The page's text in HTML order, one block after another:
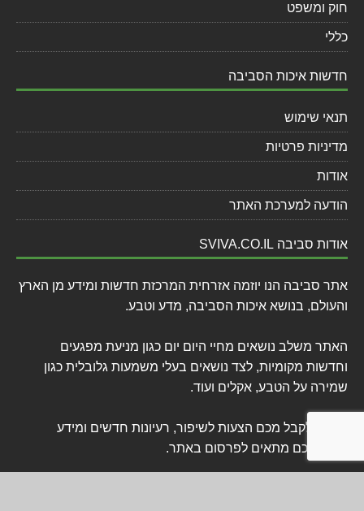
חוק ומשפט
כללי
חדשות איכות הסביבה
תנאי שימוש
מדיניות פרטיות
אודות
הודעה למערכת האתר
אודות סביבה SVIVA.CO.IL
אתר סביבה הנו יוזמה אזרחית המרכזת חדשות ומידע מן הארץ
והעולם, בנושא איכות הסביבה, מדע וטבע.
האתר משלב נושאים מחיי היום יום כגון מניעת מפגעים
וחדשות מקומיות, לצד נושאים בעלי משמעות גלובלית כגון
שמירה על הטבע, אקלים ועוד.
נשמח לקבל מכם הצעות לשיפור, רעיונות חדשים ומידע
שלדעתכם מתאים לפרסום באתר.